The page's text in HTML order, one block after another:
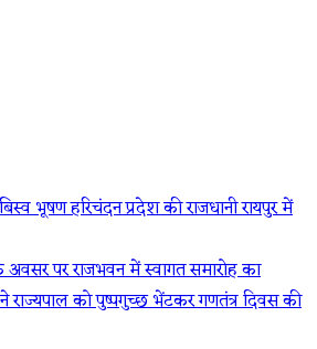
भूषण हरिचंदन प्रदेश की राजधानी रायपुर में
पर राजभवन में स्वागत समारोह का
राज्यपाल को पुष्पगुच्छ भेंटकर गणतंत्र दिवस की